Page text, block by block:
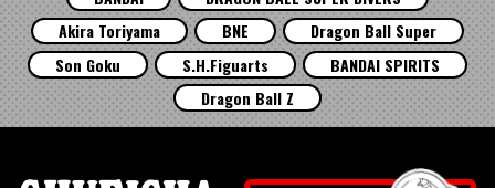
Akira Toriyama
BNE
Dragon Ball Super
Son Goku
S.H.Figuarts
BANDAI SPIRITS
Dragon Ball Z